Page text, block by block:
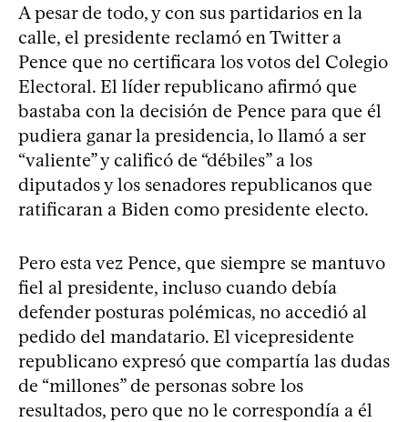
A pesar de todo, y con sus partidarios en la
calle, el presidente reclamó en Twitter a
Pence que no certificara los votos del Colegio
Electoral. El líder republicano afirmó que
bastaba con la decisión de Pence para que él
pudiera ganar la presidencia, lo llamó a ser
“valiente” y calificó de “débiles” a los
diputados y los senadores republicanos que
ratificaran a Biden como presidente electo.
Pero esta vez Pence, que siempre se mantuvo
fiel al presidente, incluso cuando debía
defender posturas polémicas, no accedió al
pedido del mandatario. El vicepresidente
republicano expresó que compartía las dudas
de “millones” de personas sobre los
resultados, pero que no le correspondía a él